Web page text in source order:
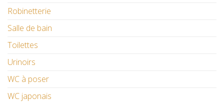
Robinetterie
Salle de bain
Toilettes
Urinoirs
WC à poser
WC japonais